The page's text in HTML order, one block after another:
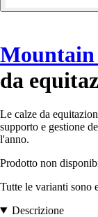
Mountain
da
Le calze da
supporto e gestione
l'anno.
Prodotto non
Tutte le varianti sono
Descrizione